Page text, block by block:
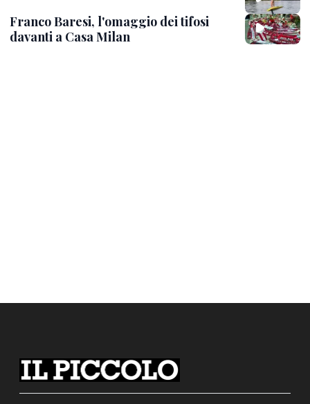
Franco Baresi, l'omaggio dei tifosi
davanti a Casa Milan